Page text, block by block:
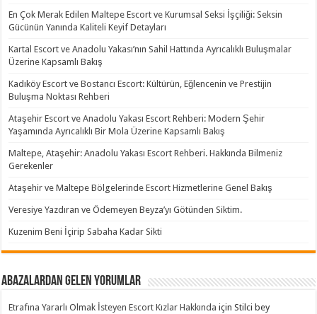
En Çok Merak Edilen Maltepe Escort ve Kurumsal Seksi İşçiliği: Seksin
Gücünün Yanında Kaliteli Keyif Detayları
Kartal Escort ve Anadolu Yakası’nın Sahil Hattında Ayrıcalıklı Buluşmalar
Üzerine Kapsamlı Bakış
Kadıköy Escort ve Bostancı Escort: Kültürün, Eğlencenin ve Prestijin
Buluşma Noktası Rehberi
Ataşehir Escort ve Anadolu Yakası Escort Rehberi: Modern Şehir
Yaşamında Ayrıcalıklı Bir Mola Üzerine Kapsamlı Bakış
Maltepe, Ataşehir: Anadolu Yakası Escort Rehberi. Hakkında Bilmeniz
Gerekenler
Ataşehir ve Maltepe Bölgelerinde Escort Hizmetlerine Genel Bakış
Veresiye Yazdıran ve Ödemeyen Beyza’yı Götünden Siktim.
Kuzenim Beni İçirip Sabaha Kadar Sikti
Abazalardan Gelen Yorumlar
Etrafına Yararlı Olmak İsteyen Escort Kızlar Hakkında içinStilci bey